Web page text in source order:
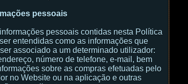
pessoais
pessoais contidas nesta Política
entendidas como as informações que
associado a um determinado utilizador:
número de telefone, e-mail, bem
sobre as compras efetuadas pelo
no Website ou na aplicação e outras